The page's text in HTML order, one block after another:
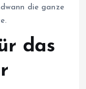
die ganze
das